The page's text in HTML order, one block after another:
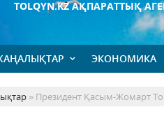
TOLQYN.KZ АҚПАРАТТЫҚ
ЭКОНОМИКА
» Президент Қасым-Жомарт